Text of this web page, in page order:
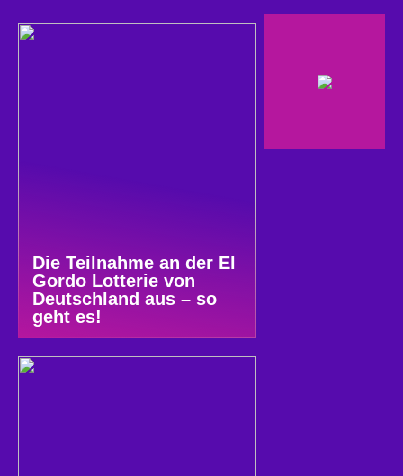
Die Teilnahme an der El
Gordo Lotterie von
Deutschland aus – so
geht es!